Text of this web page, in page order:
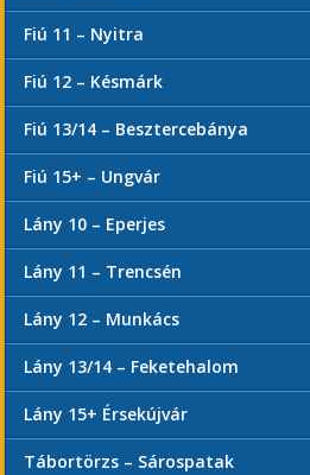
Fiú 11 – Nyitra
Fiú 12 – Késmárk
Fiú 13/14 – Besztercebánya
Fiú 15+ – Ungvár
Lány 10 – Eperjes
Lány 11 – Trencsén
Lány 12 – Munkács
Lány 13/14 – Feketehalom
Lány 15+ Érsekújvár
Tábortörzs – Sárospatak